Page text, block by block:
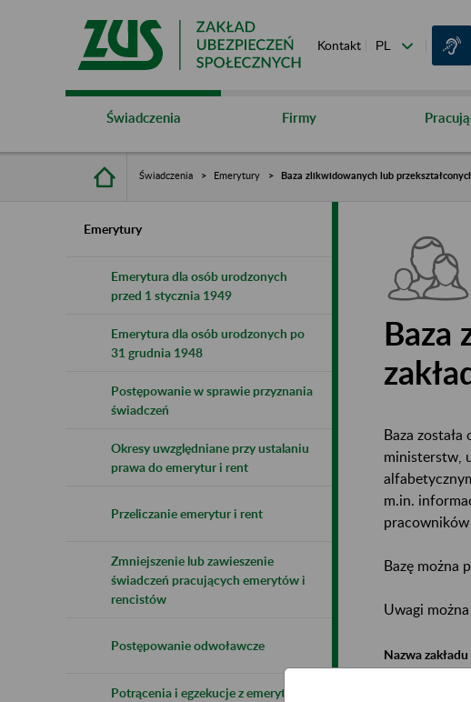
Kontakt
Świadczenia Firmy
Świadczenia Emerytury Baza zlikwidowanych lub
Emerytury
Emerytura dla osób urodzonych
przed 1 stycznia 1949
Emerytura dla osób urodzonych po
31 grudnia 1948
Postępowanie w sprawie przyznania
świadczeń
Okresy uwzględniane przy ustalaniu
prawa do emerytur i rent
Przeliczanie emerytur i rent
Zmniejszenie lub zawieszenie
świadczeń pracujących emerytów i
rencistów
Postępowanie odwoławcze
Potrącenia i egzekucje z emerytur i
Baza
Baza
ministerstw,
m.in.
pracowników
Bazę można
Uwagi
Nazwa